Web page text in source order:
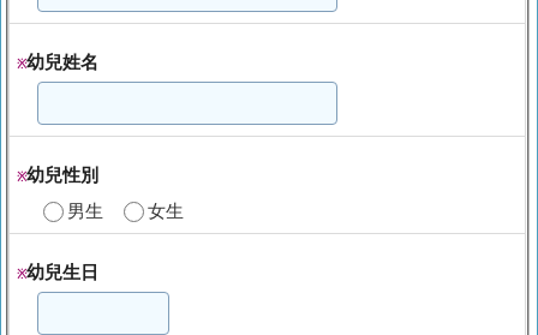
※幼兒姓名
※幼兒性別
男生 女生
※幼兒生日